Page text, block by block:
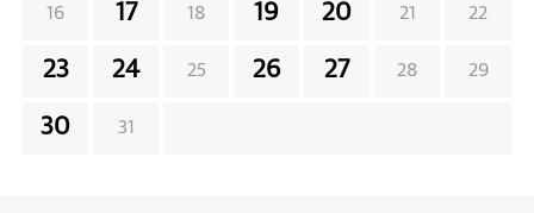
16 17 18 19 20 21 22
23 24 25 26 27 28 29
30 31